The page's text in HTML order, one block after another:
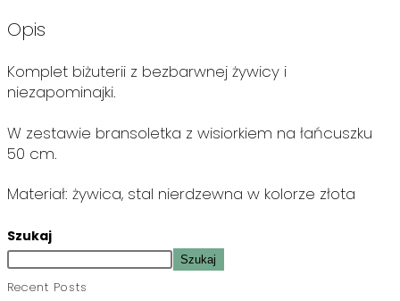
Opis
Komplet biżuterii z bezbarwnej żywicy i
niezapominajki.
W zestawie bransoletka z wisiorkiem na łańcuszku
50 cm.
Materiał: żywica, stal nierdzewna w kolorze złota
Szukaj
Szukaj
Recent Posts